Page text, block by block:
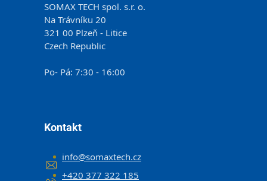
SOMAX TECH spol. s.r. o.
Na Trávníku 20
321 00 Plzeň - Litice
Czech Republic
Po- Pá: 7:30 - 16:00
Kontakt
info@somaxtech.cz
+420 377 322 185